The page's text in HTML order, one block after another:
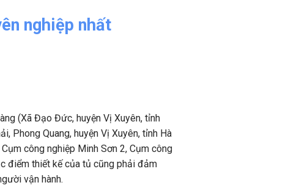
nghiệp nhất
(Xã Đạo Đức, huyện Vị Xuyên, tỉnh
Phong Quang, huyện Vị Xuyên, tỉnh Hà
công nghiệp Minh Sơn 2, Cụm công
điểm thiết kế của tủ cũng phải đảm
vận hành.